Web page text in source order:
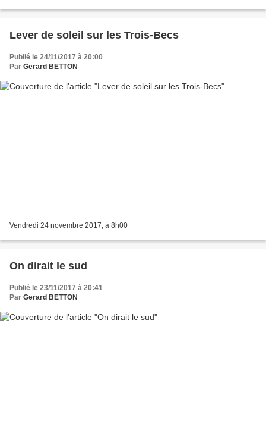
Lever de soleil sur les Trois-Becs
Publié le 24/11/2017 à 20:00
Par Gerard BETTON
Vendredi 24 novembre 2017, à 8h00
On dirait le sud
Publié le 23/11/2017 à 20:41
Par Gerard BETTON